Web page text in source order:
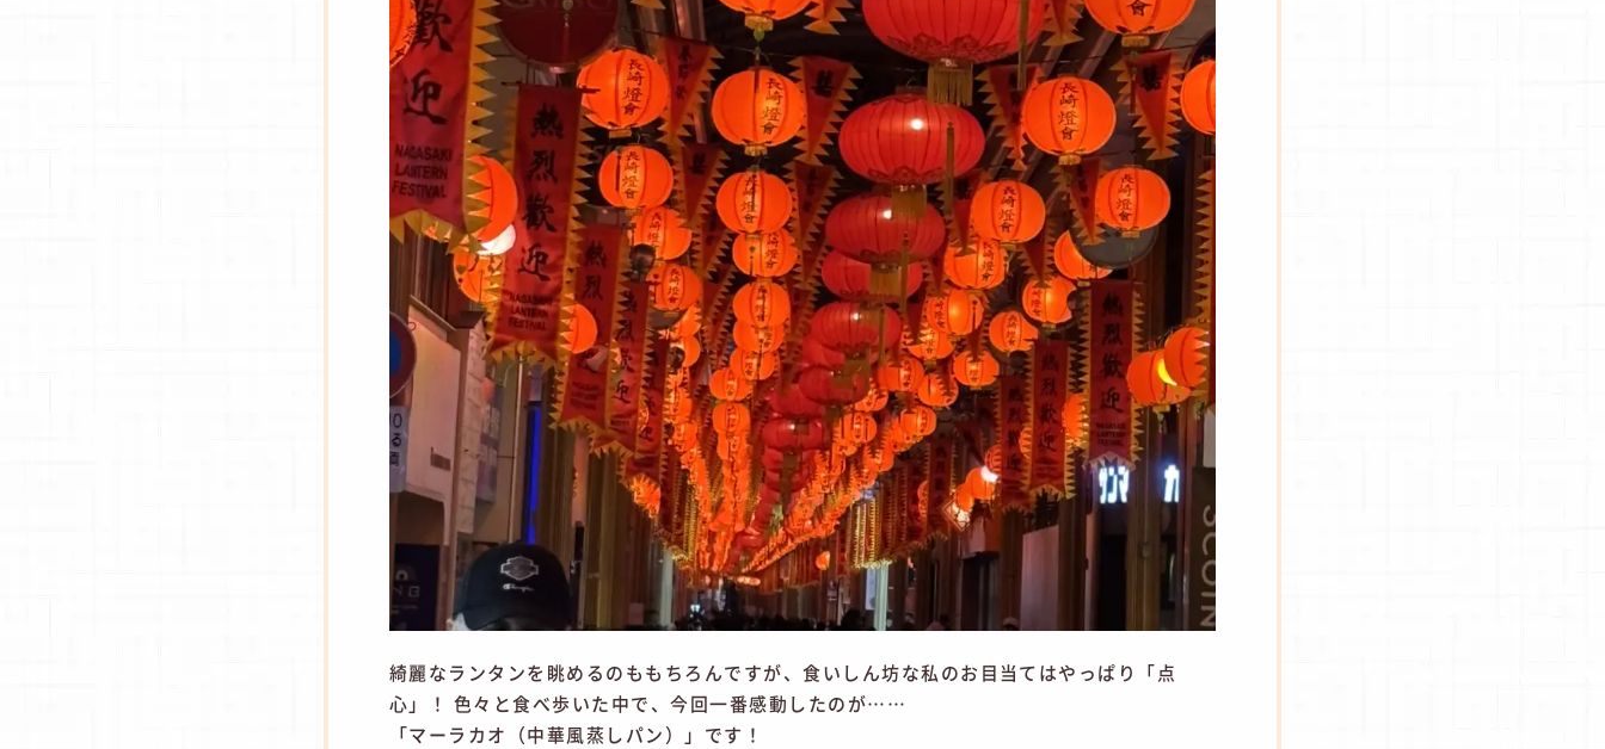
綺麗なランタンを眺めるのももちろんですが、食いしん坊な私のお目当てはやっぱり「点
心」！ 色々と食べ歩いた中で、今回一番感動したのが……
「マーラカオ（中華風蒸しパン）」です！